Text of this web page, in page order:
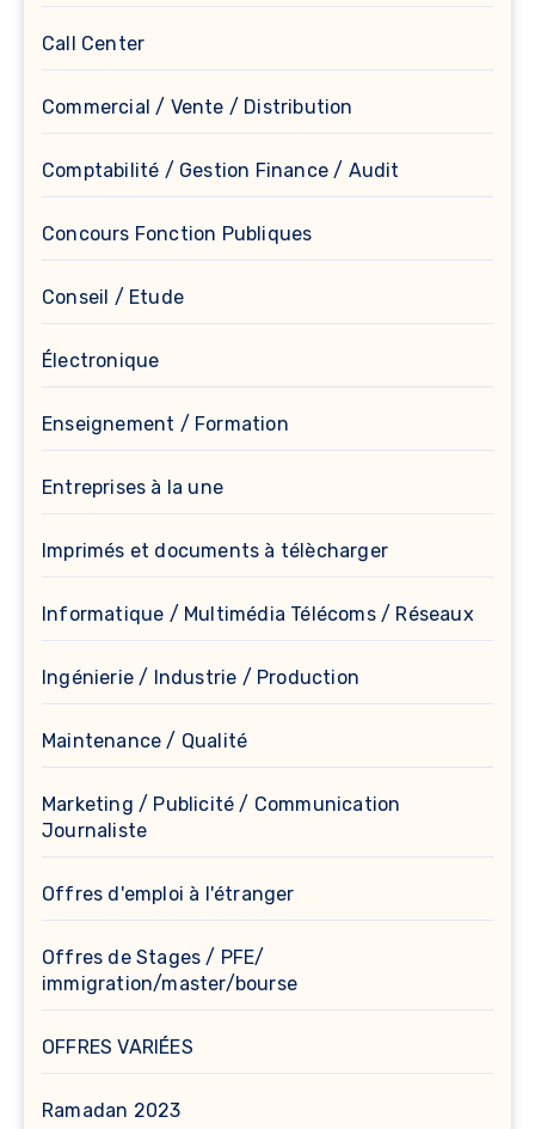
Call Center
Commercial / Vente / Distribution
Comptabilité / Gestion Finance / Audit
Concours Fonction Publiques
Conseil / Etude
Électronique
Enseignement / Formation
Entreprises à la une
Imprimés et documents à télècharger
Informatique / Multimédia Télécoms / Réseaux
Ingénierie / Industrie / Production
Maintenance / Qualité
Marketing / Publicité / Communication
Journaliste
Offres d'emploi à l'étranger
Offres de Stages / PFE/
immigration/master/bourse
OFFRES VARIÉES
Ramadan 2023